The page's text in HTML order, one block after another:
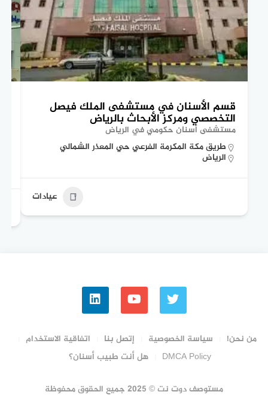
قسم الأسنان في مستشفى الملك فيصل
التخصصي ومركز الأبحاث بالرياض
مستشفى أسنان حكومي في الرياض
طريق مكة المكرمة الفرعي حي المعذر الشمالي
الرياض
عيادات
من نحن! سياسة الخصوصية إتصل بنا
اتفاقية الاستخدام
DMCA Policy
هل أنت طبيب أسنان؟
مستوصف دوت نت © 2025 جميع الحقوق محفوظة